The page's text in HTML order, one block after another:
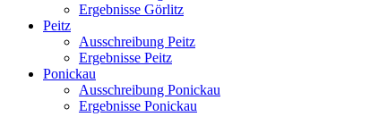
Ergebnisse Görlitz
Peitz
Ausschreibung Peitz
Ergebnisse Peitz
Ponickau
Ausschreibung Ponickau
Ergebnisse Ponickau